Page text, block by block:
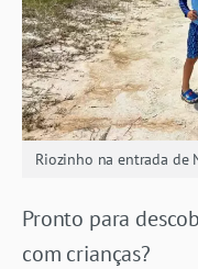
Riozinho na entrada de
Pronto para
com crianças?